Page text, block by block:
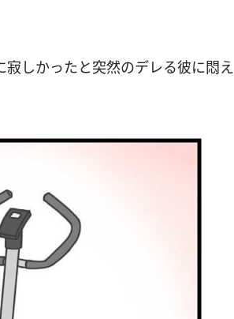
しかったと突然のデレる彼に悶え